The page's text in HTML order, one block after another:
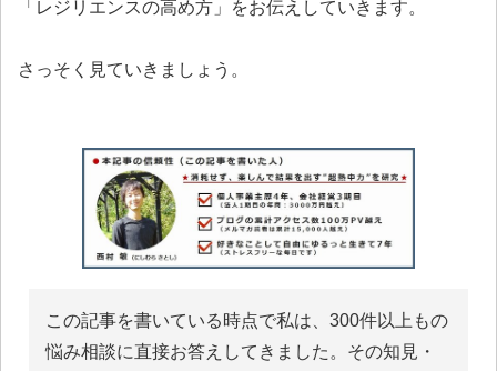
「レジリエンスの高め方」をお伝えしていきます。
さっそく見ていきましょう。
この記事を書いている時点で私は、300件以上もの
悩み相談に直接お答えしてきました。その知見・